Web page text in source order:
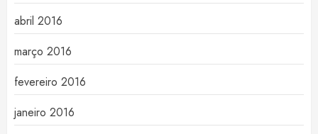
abril 2016
março 2016
fevereiro 2016
janeiro 2016